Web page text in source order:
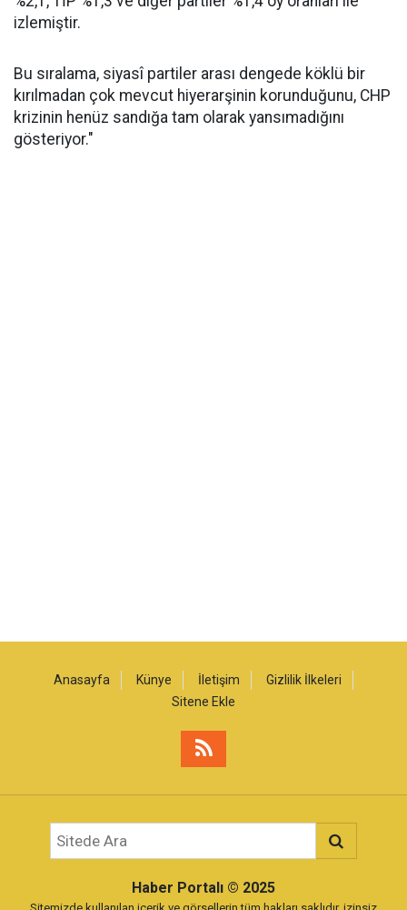
izlemiştir.
Bu sıralama, siyasî partiler arası dengede köklü bir
kırılmadan çok mevcut hiyerarşinin korunduğunu, CHP
krizinin henüz sandığa tam olarak yansımadığını
gösteriyor."
Anasayfa Künye İletişim
Gizlilik İlkeleri
Sitene Ekle
Haber Portalı © 2025